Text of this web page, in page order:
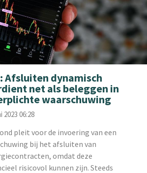
Afsluiten dynamisch
net als beleggen in
waarschuwing
2023 06:28
pleit voor de invoering van een
bij het afsluiten van
omdat deze
risicovol kunnen zijn. Steeds